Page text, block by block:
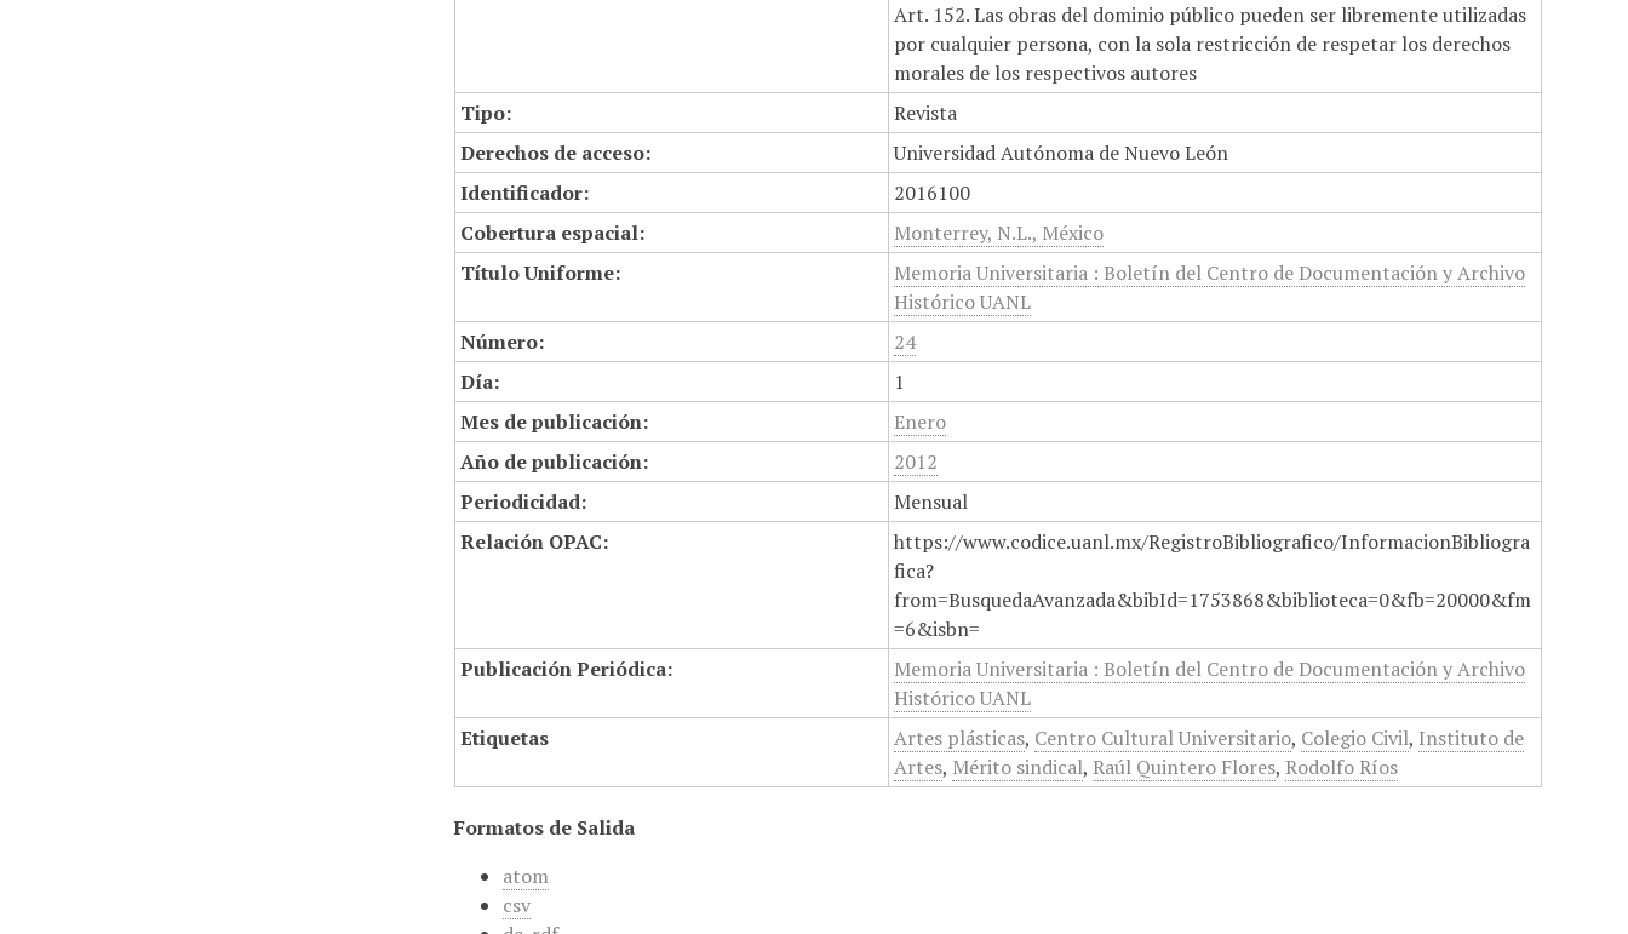
Art. 152. Las obras del dominio público pueden ser libremente utilizadas
por cualquier persona, con la sola restricción de respetar los derechos
morales de los respectivos autores
Tipo:
Revista
Derechos de acceso:
Universidad Autónoma de Nuevo León
Identificador:
2016100
Cobertura espacial:
Monterrey, N.L., México
Título Uniforme:
Memoria Universitaria : Boletín del Centro de Documentación y Archivo
Histórico UANL
Número:
24
Día:
1
Mes de publicación:
Enero
Año de publicación:
2012
Periodicidad:
Mensual
Relación OPAC:
https://www.codice.uanl.mx/RegistroBibliografico/InformacionBibliogra
fica?
from=BusquedaAvanzada&bibId=1753868&biblioteca=0&fb=20000&fm
=6&isbn=
Publicación Periódica:
Memoria Universitaria : Boletín del Centro de Documentación y Archivo
Histórico UANL
Etiquetas
Artes plásticas, Centro Cultural Universitario, Colegio Civil, Instituto de
Artes, Mérito sindical, Raúl Quintero Flores, Rodolfo Ríos
Formatos de Salida
atom
csv